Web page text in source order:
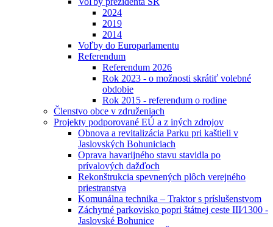
2024
2019
2014
Voľby do Europarlamentu
Referendum
Referendum 2026
Rok 2023 - o možnosti skrátiť volebné
obdobie
Rok 2015 - referendum o rodine
Členstvo obce v združeniach
Projekty podporované EÚ a z iných zdrojov
Obnova a revitalizácia Parku pri kaštieli v
Jaslovských Bohuniciach
Oprava havarijného stavu stavidla po
prívalových dažďoch
Rekonštrukcia spevnených plôch verejného
priestranstva
Komunálna technika – Traktor s príslušenstvom
Záchytné parkovisko popri štátnej ceste III⁄1300 -
Jaslovské Bohunice